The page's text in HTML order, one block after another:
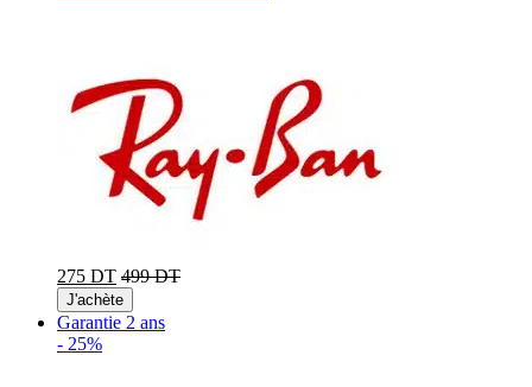
275 DT 499 DT
J'achète
Garantie 2 ans
- 25%